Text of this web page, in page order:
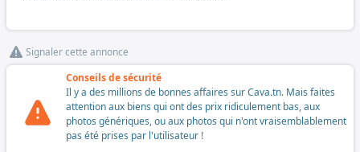
Signaler cette annonce
Conseils de sécurité
Il y a des millions de bonnes affaires sur Cava.tn. Mais faites
attention aux biens qui ont des prix ridiculement bas, aux
photos génériques, ou aux photos qui n'ont vraisemblablement
pas été prises par l'utilisateur !